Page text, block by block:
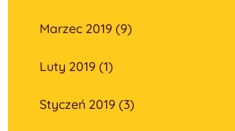
Marzec 2019 (9)
Luty 2019 (1)
Styczeń 2019 (3)